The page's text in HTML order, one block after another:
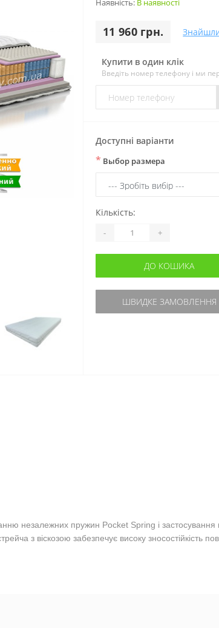
Наявність: В наявності
11 960 грн.
Купити в один клік
Введіть номер телефону і ми
Доступні варіанти
* Выбор размера
Кількість:
- +
ДО КОШИКА
ШВИДКЕ ЗАМОВЛЕННЯ
незалежних пружин Pocket Spring і застосування
з віскозою забезпечує високу зносостійкість